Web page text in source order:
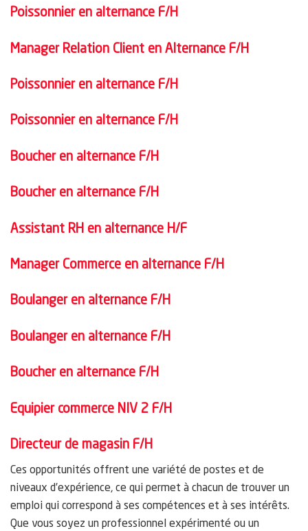
Poissonnier en alternance F/H
Manager Relation Client en Alternance F/H
Poissonnier en alternance F/H
Poissonnier en alternance F/H
Boucher en alternance F/H
Boucher en alternance F/H
Assistant RH en alternance H/F
Manager Commerce en alternance F/H
Boulanger en alternance F/H
Boulanger en alternance F/H
Boucher en alternance F/H
Equipier commerce NIV 2 F/H
Directeur de magasin F/H
Ces opportunités offrent une variété de postes et de
niveaux d’expérience, ce qui permet à chacun de trouver un
emploi qui correspond à ses compétences et à ses intérêts.
Que vous soyez un professionnel expérimenté ou un